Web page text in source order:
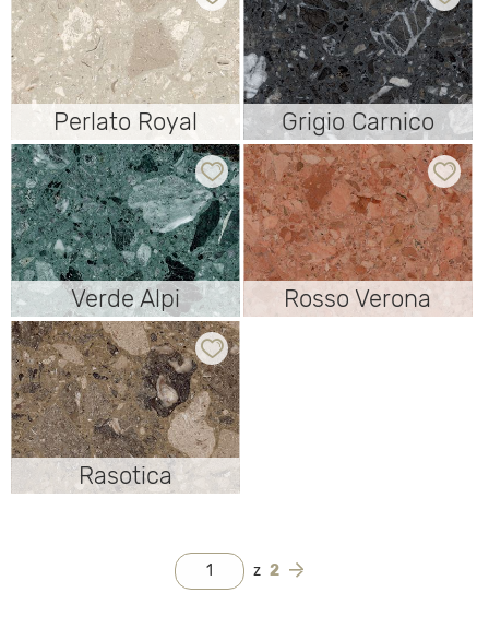
Perlato Royal
Perlato Royal Grigio Carnico
Grigio Carnico
Verde Alpi
Verde Alpi Rosso Verona
Rosso Verona
Rasotica
Rasotica
z 2